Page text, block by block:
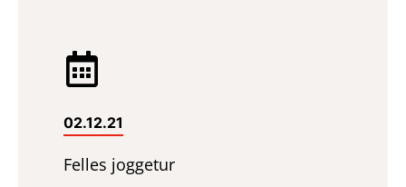
02.12.21
Felles joggetur